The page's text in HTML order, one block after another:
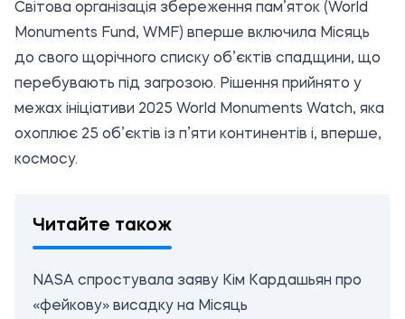
Світова організація збереження пам’яток (World
Monuments Fund, WMF) вперше включила Місяць
до свого щорічного списку об’єктів спадщини, що
перебувають під загрозою. Рішення прийнято у
межах ініціативи 2025 World Monuments Watch, яка
охоплює 25 об’єктів із п’яти континентів і, вперше,
космосу.
Читайте також
NASA спростувала заяву Кім Кардашьян про
«фейкову» висадку на Місяць